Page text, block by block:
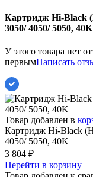
Картридж Hi-Black
3050/ 4050/ 5050,
У этого товара нет
первымНаписать
Товар добавлен в
Картридж Hi-Black
4050/ 5050, 40K
3 804 ₽
Перейти в корзину